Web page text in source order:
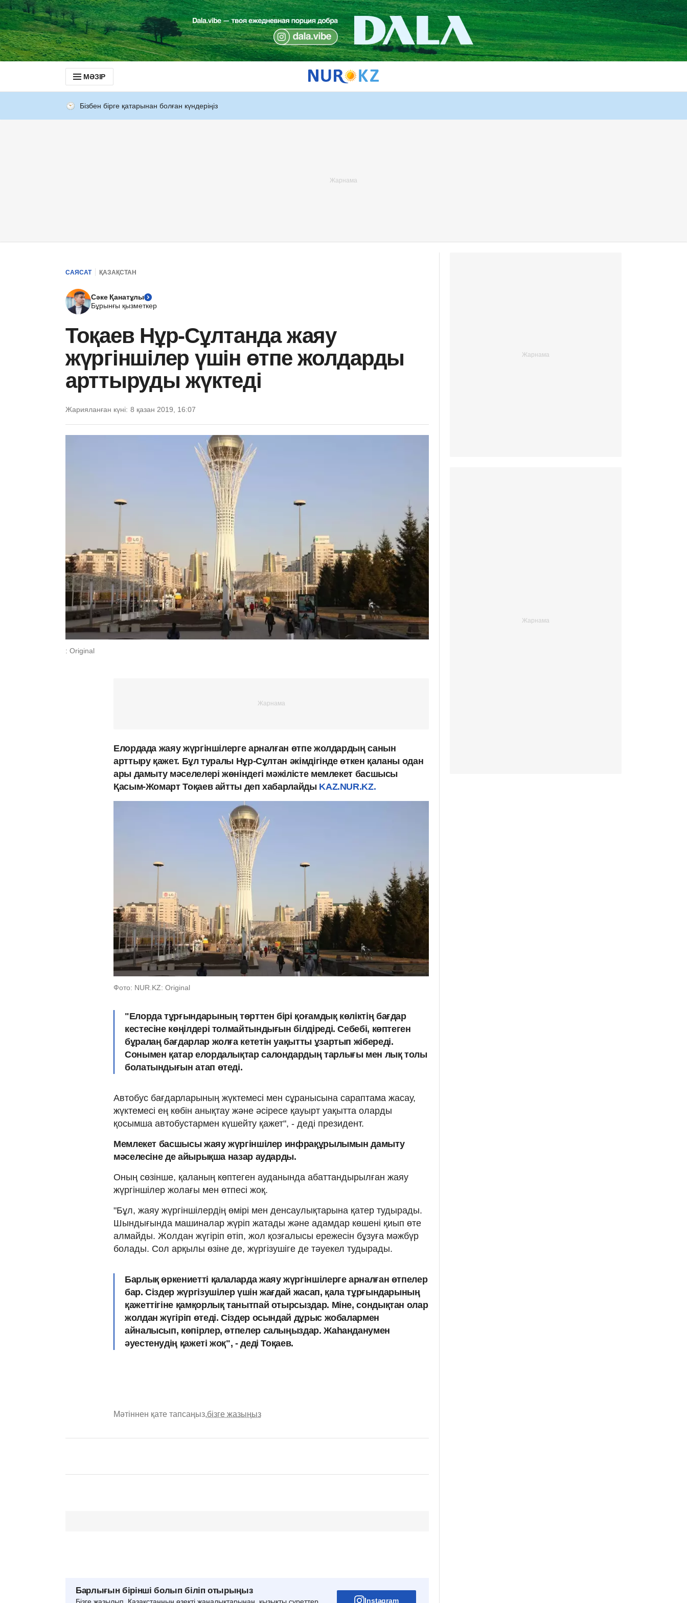
МӘЗІР
Бізбен бірге қатарынан болған күндеріңіз
САЯСАТ ҚАЗАҚСТАН
Сәке Қанатұлы
Бұрынғы қызметкер
Тоқаев Нұр-Сұлтанда жаяу
жүргіншілер үшін өтпе жолдарды
арттыруды жүктеді
Жарияланған күні: 8 қазан 2019, 16:07
: Original
Елордада жаяу жүргіншілерге арналған өтпе жолдардың санын
арттыру қажет. Бұл туралы Нұр-Сұлтан әкімдігінде өткен қаланы одан
ары дамыту мәселелері жөніндегі мәжілісте мемлекет басшысы
Қасым-Жомарт Тоқаев айтты деп хабарлайды KAZ.NUR.KZ.
Фото: NUR.KZ: Original
"Елорда тұрғындарының төрттен бірі қоғамдық көліктің бағдар
кестесіне көңілдері толмайтындығын білдіреді. Себебі, көптеген
бұралаң бағдарлар жолға кететін уақытты ұзартып жібереді.
Сонымен қатар елордалықтар салондардың тарлығы мен лық толы
болатындығын атап өтеді.
Автобус бағдарларының жүктемесі мен сұранысына сараптама жасау,
жүктемесі ең көбін анықтау және әсіресе қауырт уақытта оларды
қосымша автобустармен күшейту қажет", - деді президент.
Мемлекет басшысы жаяу жүргіншілер инфрақұрылымын дамыту
мәселесіне де айырықша назар аударды.
Оның сөзінше, қаланың көптеген ауданында абаттандырылған жаяу
жүргіншілер жолағы мен өтпесі жоқ.
"Бұл, жаяу жүргіншілердің өмірі мен денсаулықтарына қатер тудырады.
Шындығында машиналар жүріп жатады және адамдар көшені қиып өте
алмайды. Жолдан жүгіріп өтіп, жол қозғалысы ережесін бұзуға мәжбүр
болады. Сол арқылы өзіне де, жүргізушіге де тәуекел тудырады.
Барлық өркениетті қалаларда жаяу жүргіншілерге арналған өтпелер
бар. Сіздер жүргізушілер үшін жағдай жасап, қала тұрғындарының
қажеттігіне қамқорлық танытпай отырсыздар. Міне, сондықтан олар
жолдан жүгіріп өтеді. Сіздер осындай дұрыс жобалармен
айналысып, көпірлер, өтпелер салыңыздар. Жаһанданумен
әуестенудің қажеті жоқ", - деді Тоқаев.
Мәтіннен қате тапсаңыз,бізге жазыңыз
Барлығын бірінші болып біліп отырыңыз
Бізге жазылып, Қазақстанның өзекті жаңалықтарынан, қызықты суреттер, Instagram